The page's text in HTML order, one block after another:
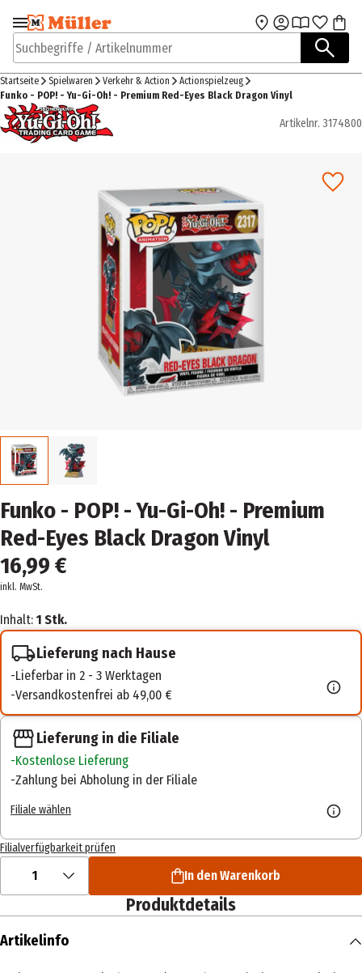
Zur Navigation
springen
Zum Hauptinhalt
Suchbegriffe / Artikelnummer
Startseite Spielwaren Verkehr & Action
Actionspielzeug
Funko - POP! - Yu-Gi-Oh! - Premium Red-Eyes Black Dragon Vinyl
Artikelnr. 3174800
Funko - POP! - Yu-Gi-Oh! - Premium
Red-Eyes Black Dragon Vinyl
16,99 €
inkl. MwSt.
Inhalt: 1 Stk.
Lieferung nach Hause
Lieferbar in 2 - 3 Werktagen
Versandkostenfrei ab 49,00 €
Lieferung in die Filiale
Kostenlose Lieferung
Zahlung bei Abholung in der Filiale
Filiale wählen
Filialverfügbarkeit prüfen
1 In den Warenkorb
Produktdetails
Artikelinfo